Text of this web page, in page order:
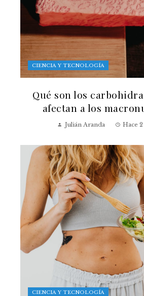
CIENCIA Y TECNOLOGÍA
Qué son los
afectan a los
Julián Aranda Hace
CIENCIA Y TECNOLOGÍA